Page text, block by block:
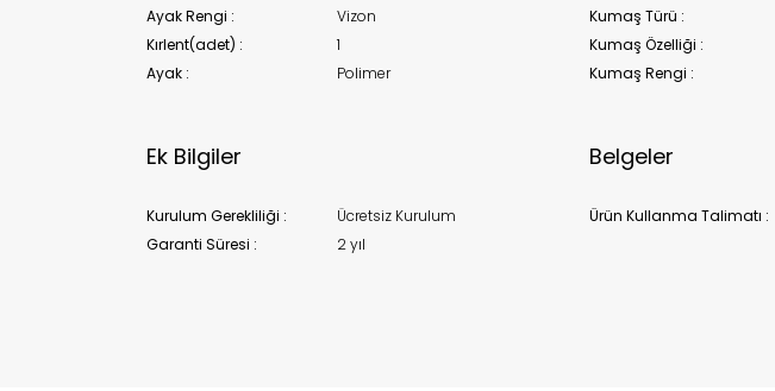
Ayak Rengi :
Vizon
Kırlent(adet) :
1
Ayak :
Polimer
Ek Bilgiler
Kurulum Gerekliliği :
Ücretsiz Kurulum
Garanti Süresi :
2 yıl
Kumaş Türü :
Kumaş Özelliği :
Kumaş Rengi :
Belgeler
Ürün Kullanma Talimatı :